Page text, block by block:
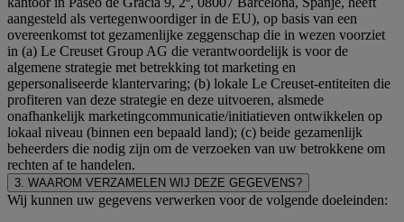
aangesteld als vertegenwoordiger in de EU), op basis van een
overeenkomst tot gezamenlijke zeggenschap die in wezen voorziet
in (a) Le Creuset Group AG die verantwoordelijk is voor de
algemene strategie met betrekking tot marketing en
gepersonaliseerde klantervaring; (b) lokale Le Creuset-entiteiten die
profiteren van deze strategie en deze uitvoeren, alsmede
onafhankelijk marketingcommunicatie/initiatieven ontwikkelen op
lokaal niveau (binnen een bepaald land); (c) beide gezamenlijk
beheerders die nodig zijn om de verzoeken van uw betrokkene om
rechten af te handelen.
3. WAAROM VERZAMELEN WIJ DEZE GEGEVENS?
Wij kunnen uw gegevens verwerken voor de volgende doeleinden: